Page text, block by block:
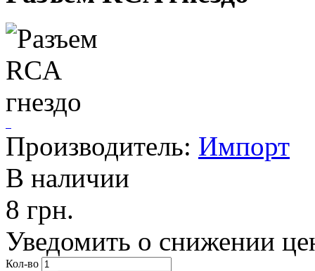
Производитель: Импорт
В наличии
8 грн.
Уведомить о снижении
Кол-во